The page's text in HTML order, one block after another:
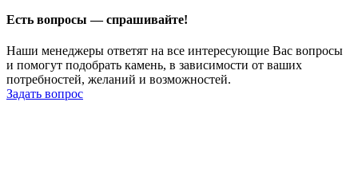
Есть вопросы — спрашивайте!
Наши менеджеры ответят на все интересующие Вас вопросы
и помогут подобрать камень, в зависимости от ваших
потребностей, желаний и возможностей.
Задать вопрос